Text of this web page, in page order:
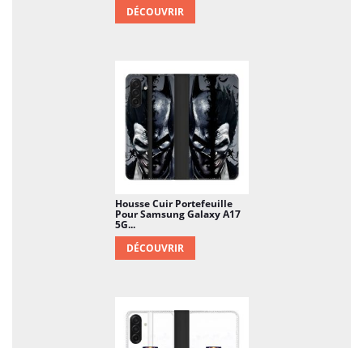
DÉCOUVRIR
Housse Cuir Portefeuille
Pour Samsung Galaxy A17
5G...
DÉCOUVRIR